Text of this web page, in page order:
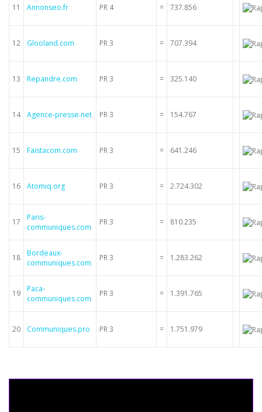
11 Annonseo.fr PR 4 = 737.856
12 Glooland.com PR 3 = 707.394
13 Repandre.com PR 3 = 325.140
14 Agence-presse.net PR 3 = 154.767
15 Faistacom.com PR 3 = 641.246
16 Atomiq.org PR 3 = 2.724.302
17
Paris-
communiques.com
PR 3 = 810.235
18
Bordeaux-
communiques.com
PR 3 = 1.283.262
19
Paca-
communiques.com
PR 3 = 1.391.765
20 Communiques.pro PR 3 = 1.751.979